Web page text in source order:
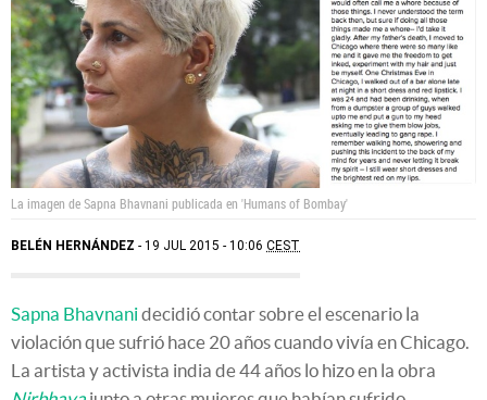
La imagen de Sapna Bhavnani publicada en 'Humans of Bombay'
BELÉN HERNÁNDEZ 19 JUL 2015 - 10:06 CEST
Sapna Bhavnanidecidió contar sobre el escenario la
violación que sufrió hace 20 años cuando vivía en Chicago.
La artista y activista india de 44 años lo hizo en la obra